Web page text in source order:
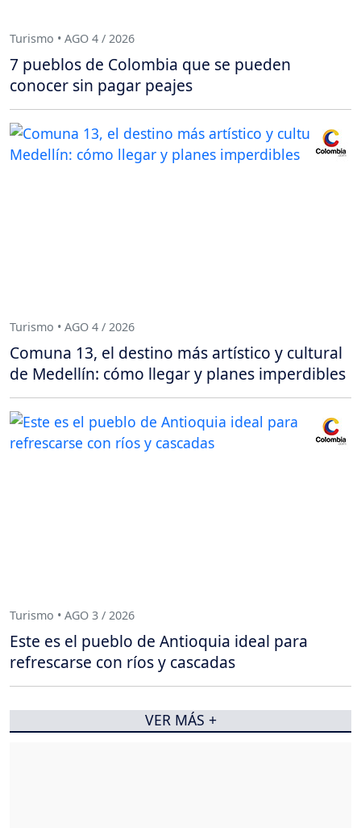
Turismo • AGO 4 / 2026
7 pueblos de Colombia que se pueden
conocer sin pagar peajes
Turismo • AGO 4 / 2026
Comuna 13, el destino más artístico y cultural
de Medellín: cómo llegar y planes imperdibles
Turismo • AGO 3 / 2026
Este es el pueblo de Antioquia ideal para
refrescarse con ríos y cascadas
VER MÁS +